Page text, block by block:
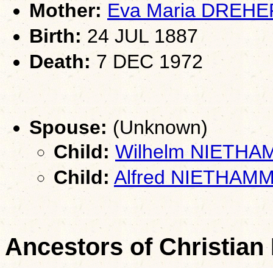
Mother: Eva Maria
Birth: 24 JUL 1887
Death: 7 DEC 1972
Spouse: (Unknown)
Child: Wilhelm
Child: Alfred
Ancestors of Christian